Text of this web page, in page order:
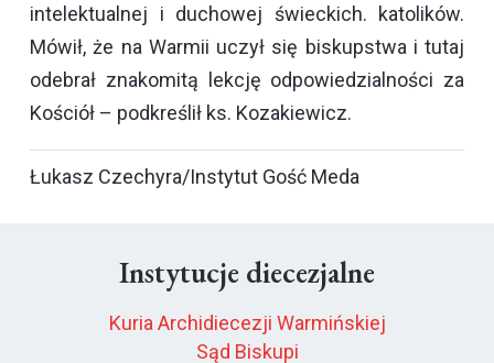
intelektualnej i duchowej świeckich. katolików.
Mówił, że na Warmii uczył się biskupstwa i tutaj
odebrał znakomitą lekcję odpowiedzialności za
Kościół – podkreślił ks. Kozakiewicz.
Łukasz Czechyra/Instytut Gość Meda
Instytucje diecezjalne
Kuria Archidiecezji Warmińskiej
Sąd Biskupi